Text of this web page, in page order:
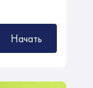
Начать